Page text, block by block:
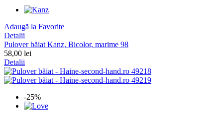
Adaugă la Favorite
Detalii
Pulover băiat Kanz, Bicolor, marime 98
58,00 lei
Detalii
-25%